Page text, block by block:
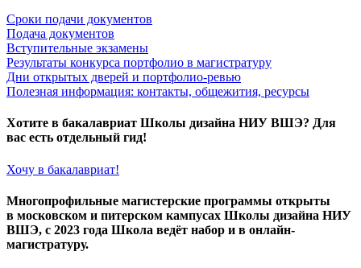
Сроки подачи документов
Подача документов
Вступительные экзамены
Результаты конкурса портфолио в магистратуру
Дни открытых дверей и портфолио-ревью
Полезная информация: контакты, общежития, ресурсы
Хотите в бакалавриат Школы дизайна НИУ ВШЭ? Для
вас есть отдельный гид!
Хочу в бакалавриат!
Многопрофильные магистерские программы открыты
в московском и питерском кампусах Школы дизайна НИУ
ВШЭ, с 2023 года Школа ведёт набор и в онлайн-
магистратуру.